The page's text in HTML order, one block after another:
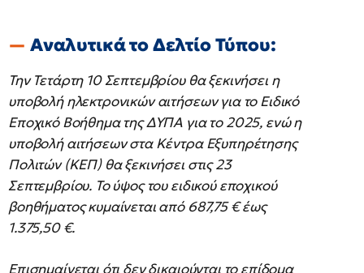
Αναλυτικά το Δελτίο Τύπου:
Την Τετάρτη 10 Σεπτεμβρίου θα ξεκινήσει η
υποβολή ηλεκτρονικών αιτήσεων για το Ειδικό
Εποχικό Βοήθημα της ΔΥΠΑ για το 2025, ενώ η
υποβολή αιτήσεων στα Κέντρα Εξυπηρέτησης
Πολιτών (ΚΕΠ) θα ξεκινήσει στις 23
Σεπτεμβρίου. Το ύψος του ειδικού εποχικού
βοηθήματος κυμαίνεται από 687,75 € έως
1.375,50 €.
Επισημαίνεται ότι δεν δικαιούνται το επίδομα